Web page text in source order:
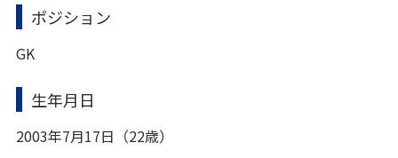
ポジション
GK
生年月日
2003年7月17日（22歳）